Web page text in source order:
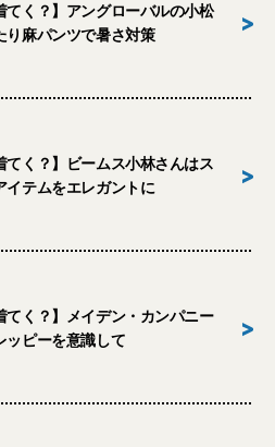
てく？】アングローバルの小松
り麻パンツで暑さ対策
>
てく？】ビームス小林さんはス
イテムをエレガントに
>
てく？】メイデン・カンパニー
ッピーを意識して
>